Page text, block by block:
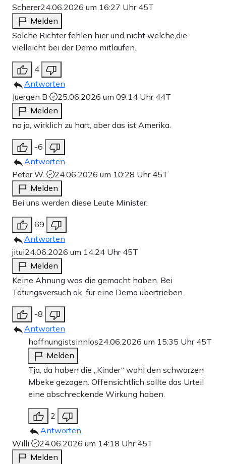
Scherer24.06.2026 um 16:27 Uhr 45T
Melden
Solche Richter fehlen hier und nicht welche,die
vielleicht bei der Demo mitlaufen.
4
Antworten
Juergen B
25.06.2026 um 09:14 Uhr 44T
Melden
na ja, wirklich zu hart, aber das ist Amerika.
-6
Antworten
Peter W.
24.06.2026 um 10:28 Uhr 45T
Melden
Bei uns werden diese Leute Minister.
69
Antworten
jitui24.06.2026 um 14:24 Uhr 45T
Melden
Keine Ahnung was die gemacht haben. Bei
Tötungsversuch ok, für eine Demo übertrieben.
-8
Antworten
hoffnungistsinnlos24.06.2026 um 15:35 Uhr 45T
Melden
Tja, da haben die „Kinder“ wohl den schwarzen
Mbeke gezogen. Offensichtlich sollte das Urteil
eine abschreckende Wirkung haben.
2
Antworten
Willi
24.06.2026 um 14:18 Uhr 45T
Melden